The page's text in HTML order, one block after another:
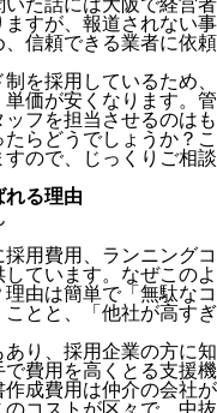
た話には大阪で経営者
ますが、報道されない事
信頼できる業者に依頼
を採用しているため、
価が安くなります。管
フを担当させるのはも
らどうでしょうか？こ
ので、じっくりご相談
れる理由
用費用、ランニングコ
しています。なぜこのよ
由は簡単で「無駄なコ
とと、
「他社が高すぎ
り、採用企業の方に知
費用を高くとる支援機
成費用は仲介の会社が